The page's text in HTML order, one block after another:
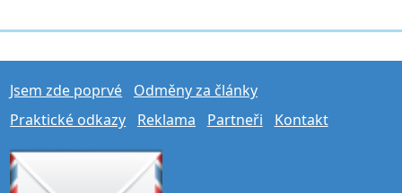
Jsem zde poprvé
Odměny za články
Praktické odkazy
Reklama Partneři Kontakt